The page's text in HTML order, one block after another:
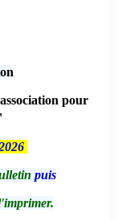
pour
puis